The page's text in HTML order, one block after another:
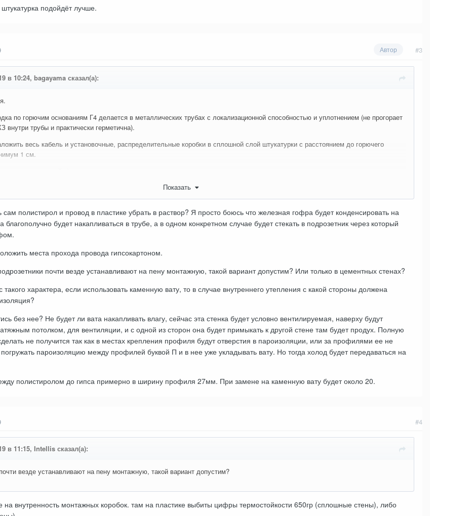
подойдёт лучше.
Автор #3
в 10:24, bagayama сказал(а):
по горючим основаниям Г4 делается в металлических трубах с локализационной способностью и уплотнением (не прогорает
внутри трубы и практически герметична).
весь кабель и установочные, распределительные коробки в сплошной слой штукатурки с расстоянием до горючего
1 см.
Показать
полистирол и провод в пластике убрать в раствор? Я просто боюсь что железная гофра будет конденсировать на
благополучно будет накапливаться в трубе, а в одном конкретном случае будет стекать в подрозетник через который
места прохода провода гипсокартоном.
почти везде устанавливают на пену монтажную, такой вариант допустим? Или только в цементных стенах?
характера, если использовать каменную вату, то в случае внутреннего утепления с какой стороны должена
без нее? Не будет ли вата накапливать влагу, сейчас эта стенка будет условно вентилируемая, наверху будут
потолком, для вентиляции, и с одной из сторон она будет примыкать к другой стене там будет продух. Полную
не получится так как в местах крепления профиля будут отверстия в пароизоляции, или за профилями ее не
пароизоляцию между профилей буквой П и в нее уже укладывать вату. Но тогда холод будет передаваться на
полистиролом до гипса примерно в ширину профиля 27мм. При замене на каменную вату будет около 20.
#4
в 11:15, Intellis сказал(а):
везде устанавливают на пену монтажную, такой вариант допустим?
на внутренность монтажных коробок. там на пластике выбиты цифры термостойкости 650гр (сплошные стены), либо